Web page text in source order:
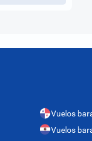
Vuelos
Vuelos